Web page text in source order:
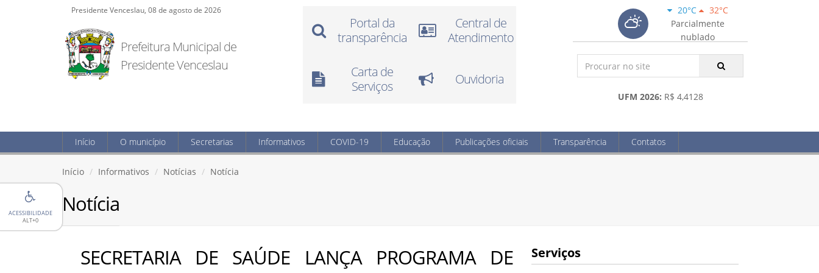
ACESSIBILIDADE
ALT+0
Presidente Venceslau, 08 de agosto de 2026
Prefeitura Municipal de
Presidente Venceslau
Portal da
transparência
Central de
Atendimento
Carta de
Serviços
Ouvidoria
20°C
32°C
Parcialmente
nublado
UFM 2026: R$ 4,4128
Início O município Secretarias Informativos COVID-19 Educação Publicações oficiais Transparência Contatos
Início Informativos Notícias Notícia
Notícia
SECRETARIA DE SAÚDE LANÇA PROGRAMA DE
Serviços